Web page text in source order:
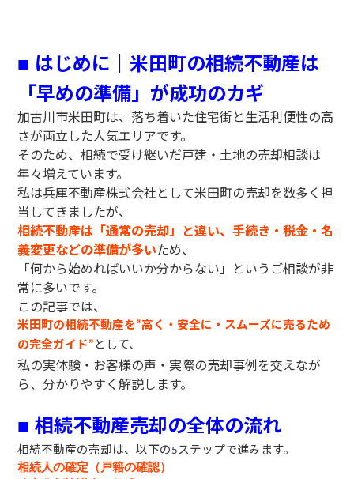
■ はじめに｜米田町の相続不動産は
「早めの準備」が成功のカギ
加古川市米田町は、落ち着いた住宅街と生活利便性の高
さが両立した人気エリアです。
そのため、相続で受け継いだ戸建・土地の売却相談は
年々増えています。
私は兵庫不動産株式会社として米田町の売却を数多く担
当してきましたが、
相続不動産は「通常の売却」と違い、手続き・税金・名
義変更などの準備が多いため、
「何から始めればいいか分からない」というご相談が非
常に多いです。
この記事では、
米田町の相続不動産を “高く・安全に・スムーズに売るため
の完全ガイド ” として、
私の実体験・お客様の声・実際の売却事例を交えなが
ら、分かりやすく解説します。
■相続不動産売却の全体の流れ
相続不動産の売却は、以下の 5 ステップで進みます。
相続人の確定（戸籍の確認）